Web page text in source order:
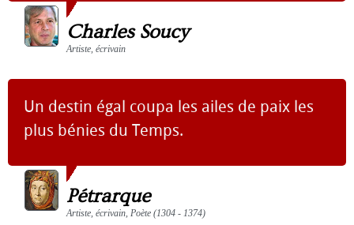
Charles Soucy
Artiste, écrivain
Un destin égal coupa les ailes de paix les
plus bénies du Temps.
Pétrarque
Artiste, écrivain, Poète (1304 - 1374)